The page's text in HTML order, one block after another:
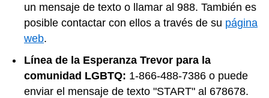
un mensaje de texto o llamar al 988. También es
posible contactar con ellos a través de su página
web.
Línea de la Esperanza Trevor para la
comunidad LGBTQ: 1-866-488-7386 o puede
enviar el mensaje de texto "START" al 678678.